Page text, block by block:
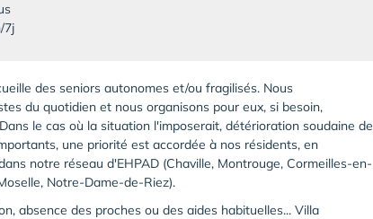
7j
des seniors autonomes et/ou fragilisés. Nous
du quotidien et nous organisons pour eux, si besoin,
le cas où la situation l'imposerait, détérioration soudaine de
une priorité est accordée à nos résidents, en
notre réseau d'EHPAD (Chaville, Montrouge, Cormeilles-en-
Notre-Dame-de-Riez).
absence des proches ou des aides habituelles... Villa